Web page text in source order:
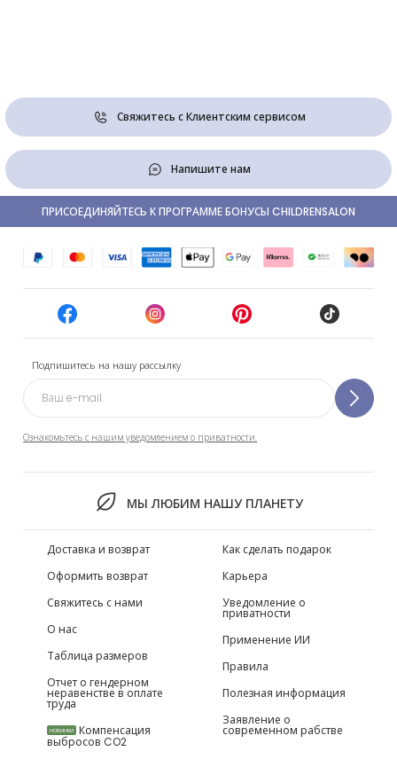
Свяжитесь с Клиентским сервисом
Напишите нам
Подпишитесь на нашу рассылку
Ознакомьтесь с нашим уведомлением о приватности.
МЫ ЛЮБИМ НАШУ ПЛАНЕТУ
ПРИСОЕДИНЯЙТЕСЬ К ПРОГРАММЕ БОНУСЫ CHILDRENSALON
Доставка и возврат
Оформить возврат
Свяжитесь с нами
О нас
Таблица размеров
Отчет о гендерном
неравенстве в оплате
труда
НОВИНКИ Компенсация
выбросов CO2
Как сделать подарок
Карьера
Уведомление о
приватности
Применение ИИ
Правила
Полезная информация
Заявление о
современном рабстве